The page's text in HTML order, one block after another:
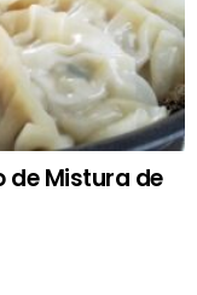
de Mistura de